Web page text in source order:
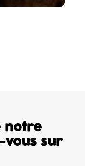
notre
vous sur